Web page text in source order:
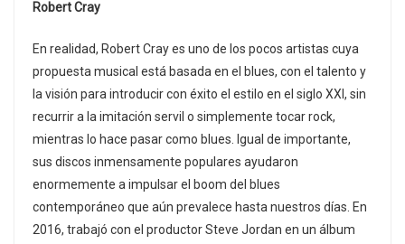
Robert Cray
En realidad, Robert Cray es uno de los pocos artistas cuya
propuesta musical está basada en el blues, con el talento y
la visión para introducir con éxito el estilo en el siglo XXI, sin
recurrir a la imitación servil o simplemente tocar rock,
mientras lo hace pasar como blues. Igual de importante,
sus discos inmensamente populares ayudaron
enormemente a impulsar el boom del blues
contemporáneo que aún prevalece hasta nuestros días. En
2016, trabajó con el productor Steve Jordan en un álbum